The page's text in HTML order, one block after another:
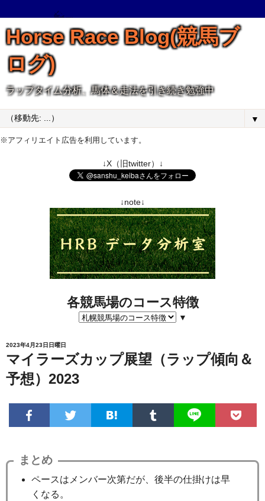
Horse Race Blog(競馬ブ
ログ)
ラップタイム分析、馬体＆走法を引き続き勉強中
▼
※アフィリエイト広告を利用しています。
↓X（旧twitter）↓
↓note↓
各競馬場のコース特徴
▼
2023年4月23日日曜日
マイラーズカップ展望（ラップ傾向＆
予想）2023
まとめ
ペースはメンバー次第だが、後半の仕掛けは早
くなる。